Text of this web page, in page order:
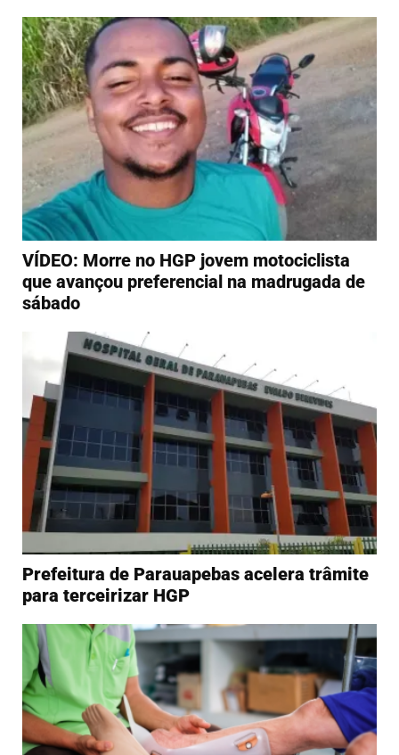
VÍDEO: Morre no HGP jovem motociclista
que avançou preferencial na madrugada de
sábado
Prefeitura de Parauapebas acelera trâmite
para terceirizar HGP